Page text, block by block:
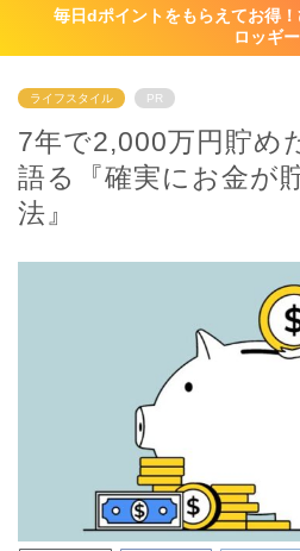
毎日dポイントをもらえてお得
ロッギー
ライフスタイル PR
7年で2,000万円貯め
語る『確実にお金が
法』